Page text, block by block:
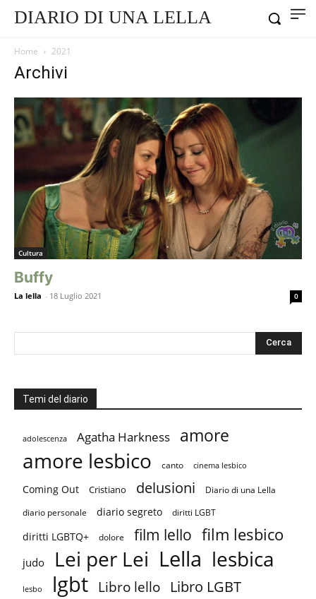
DIARIO DI UNA LELLA
Home 2021
Archivi
Cultura
Buffy
La lella - 18 Luglio 2021 0
Temi del diario
adolescenza Agatha Harkness amore
amore lesbico canto cinema lesbico
Coming Out Cristiano delusioni
Diario di una Lella
diario personale
diario segreto diritti LGBT
diritti LGBTQ+ dolore film lello film lesbico
judo Lei per Lei Lella lesbica
lesbo lgbt Libro lello Libro LGBT